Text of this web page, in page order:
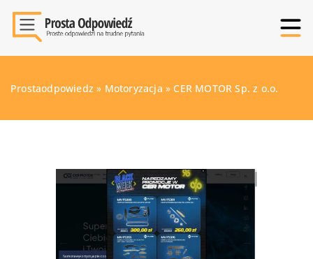
Prostaodpowiedz » Motoryzacja » CER MOTOR Sp. z o.o.